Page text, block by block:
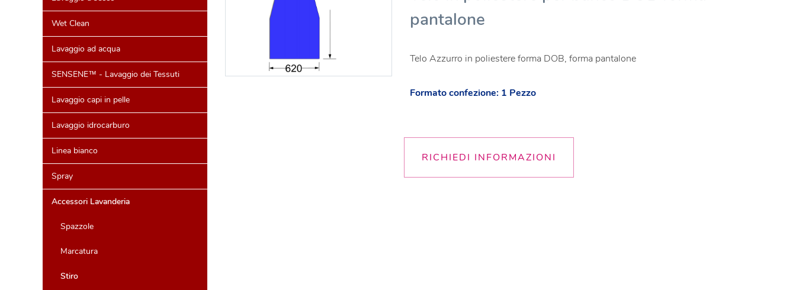
Wet Clean
Lavaggio ad acqua
SENSENE™ - Lavaggio dei Tessuti
Lavaggio capi in pelle
Lavaggio idrocarburo
Linea bianco
Spray
Accessori Lavanderia
Spazzole
Marcatura
Stiro
pantalone
Telo Azzurro in poliestere forma DOB, forma pantalone
Formato confezione: 1 Pezzo
RICHIEDI INFORMAZIONI